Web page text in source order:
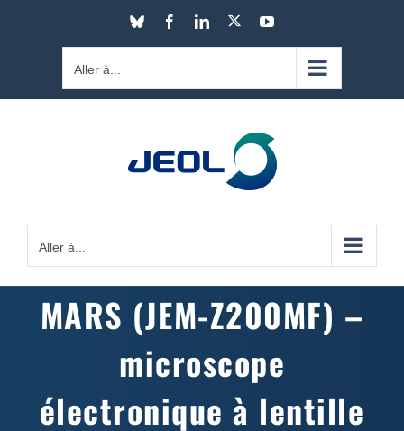
Bluesky FacebookLinkedIn YouTube
Aller à...
Aller à...
MARS (JEM-Z200MF) –
microscope
électronique à lentille